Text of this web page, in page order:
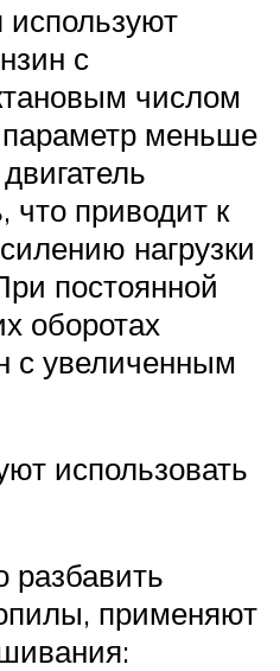
с
числом
меньше
что приводит к
нагрузки
постоянной
оборотах
с увеличенным
использовать
разбавить
применяют